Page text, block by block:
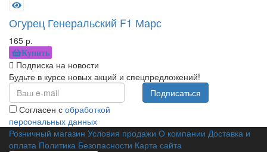
Огурец Генеральский F1 Марс
165 р.
Купить
Подписка на новости
Будьте в курсе новых акций и спецпредложений!
Согласен с обработкой
персональных данных
Подписаться
Розничный магазин Условия продажи О компании Доставка и
оплата Политика Безопасности Карта сайта